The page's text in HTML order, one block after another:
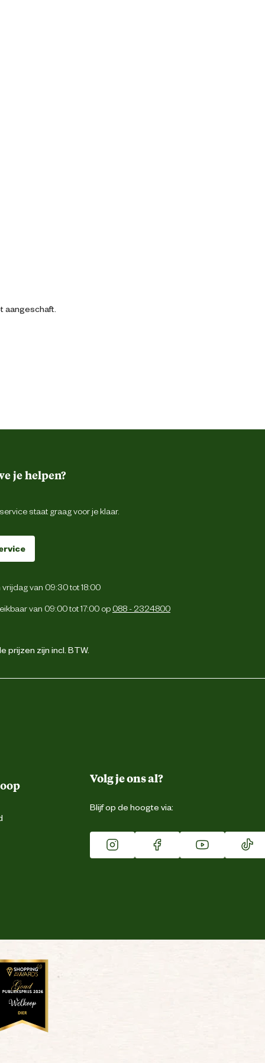
aangeschaft.
je helpen?
staat graag voor je klaar.
van 09:30 tot 18:00
van 09:00 tot 17:00 op 088 - 2324800
prijzen zijn incl. BTW.
Volg je ons al?
Blijf op de hoogte via: